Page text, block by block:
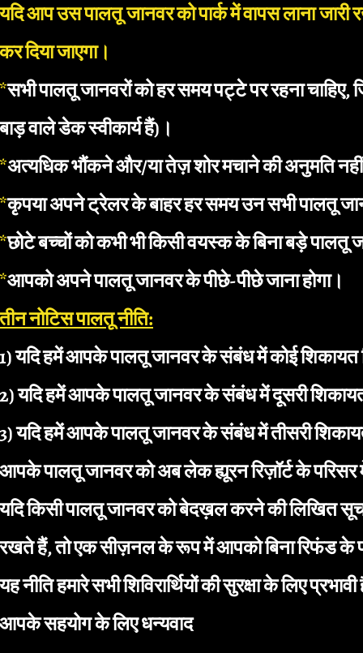
यदि आप उस पालतू जानवर को पार्क में वापस लाना
कर दिया जाएगा।
*सभी पालतू जानवरों को हर समय पट्टे पर रहना
बाड़ वाले डेक स्वीकार्य हैं)।
*अत्यधिक भौंकने और/या तेज़ शोर मचाने की अनुमति
*कृपया अपने ट्रेलर के बाहर हर समय उन सभी पालतू
*छोटे बच्चों को कभी भी किसी वयस्क के बिना बड़े पालतू
*आपको अपने पालतू जानवर के पीछे-पीछे जाना होगा।
तीन नोटिस पालतू नीति:
1) यदि हमें आपके पालतू जानवर के संबंध में कोई शिकायत
2) यदि हमें आपके पालतू जानवर के संबंध में दूसरी
3) यदि हमें आपके पालतू जानवर के संबंध में तीसरी
आपके पालतू जानवर को अब लेक ह्यूरन रिज़ॉर्ट के परिसर
यदि किसी पालतू जानवर को बेदख़ल करने की लिखित
रखते हैं, तो एक सीज़नल के रूप में आपको बिना रिफंड के
यह नीति हमारे सभी शिविरार्थियों की सुरक्षा के लिए
आपके सहयोग के लिए धन्यवाद